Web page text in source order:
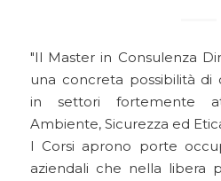
Il Master in Consulenza
una concreta possibilità di
in settori fortemente
Ambiente, Sicurezza ed
I Corsi aprono porte
aziendali che nella libera